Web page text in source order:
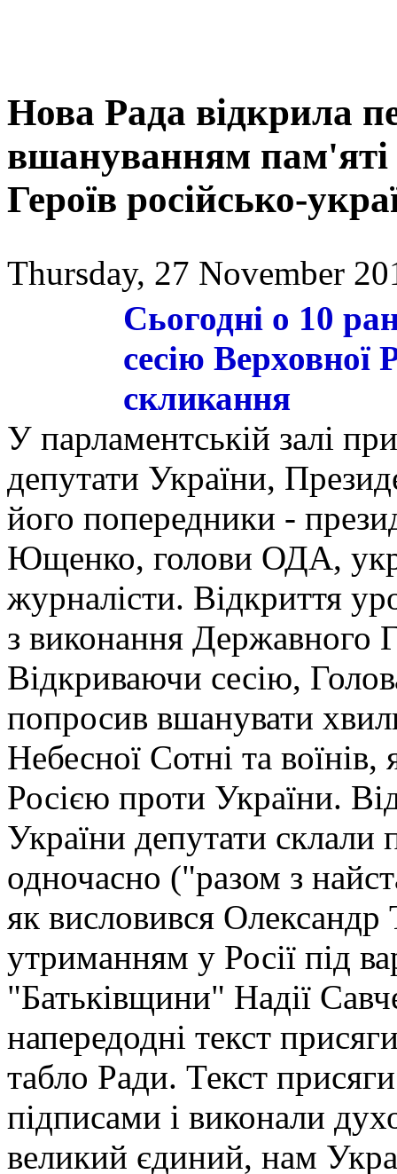
Нова Рада відкрила
вшануванням пам'яті
Героїв російсько-
Thursday, 27 November
Сьогодні о 10
сесію
скликання
У парламентській залі
депутати України,
його попередники -
Ющенко, голови ОДА,
журналісти. Відкриття
з виконання Державного
Відкриваючи сесію,
попросив вшанувати
Небесної Сотні та воїнів,
Росією проти України.
України депутати склали
одночасно ("разом з
як висловився
утриманням у Росії під
"Батьківщини" Надії
напередодні текст
табло Ради. Текст
підписами і виконали
великий єдиний, нам